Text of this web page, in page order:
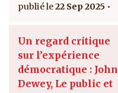
22 Sep 2025
Un regard critique
sur l’expérience
démocratique : John
Dewey, Le public et